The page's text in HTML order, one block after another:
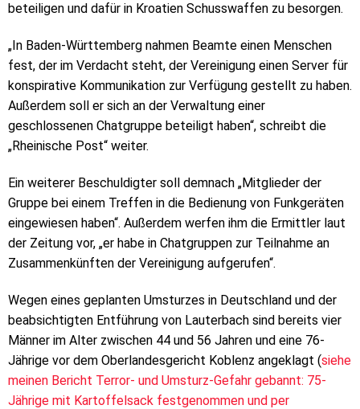
beteiligen und dafür in Kroatien Schusswaffen zu besorgen.
„In Baden-Württemberg nahmen Beamte einen Menschen
fest, der im Verdacht steht, der Vereinigung einen Server für
konspirative Kommunikation zur Verfügung gestellt zu haben.
Außerdem soll er sich an der Verwaltung einer
geschlossenen Chatgruppe beteiligt haben“, schreibt die
„Rheinische Post“ weiter.
Ein weiterer Beschuldigter soll demnach „Mitglieder der
Gruppe bei einem Treffen in die Bedienung von Funkgeräten
eingewiesen haben“. Außerdem werfen ihm die Ermittler laut
der Zeitung vor, „er habe in Chatgruppen zur Teilnahme an
Zusammenkünften der Vereinigung aufgerufen“.
Wegen eines geplanten Umsturzes in Deutschland und der
beabsichtigten Entführung von Lauterbach sind bereits vier
Männer im Alter zwischen 44 und 56 Jahren und eine 76-
Jährige vor dem Oberlandesgericht Koblenz angeklagt (siehe
meinen Bericht Terror- und Umsturz-Gefahr gebannt: 75-
Jährige mit Kartoffelsack festgenommen und per